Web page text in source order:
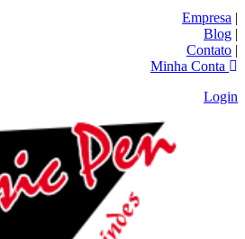
Empresa |
Blog |
Contato |
Minha Conta
Login